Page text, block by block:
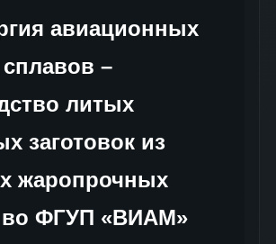
авиационных
–
литых
заготовок из
жаропрочных
во ФГУП «ВИАМ»